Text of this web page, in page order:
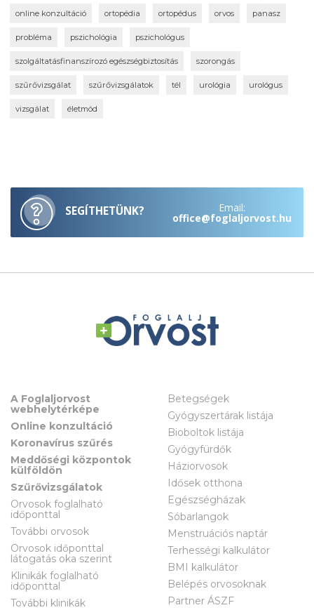
online konzultáció ortopédia ortopédus orvos panasz
probléma pszichológia pszichológus
szolgáltatásfinanszírozó egészségbiztosítás szorongás
szűrővizsgálat szűrővizsgálatok tél urológia urológus
vizsgálat életmód
SEGÍTHETÜNK? Email:
office@foglaljorvost.hu
A Foglaljorvost
webhelytérképe
Online konzultáció
Koronavírus szűrés
Meddőségi központok
külföldön
Szűrővizsgálatok
Orvosok foglalható
időponttal
További orvosok
Orvosok időponttal
látogatás oka szerint
Klinikák foglalható
időponttal
További klinikák
Betegségek
Gyógyszertárak listája
Bioboltok listája
Gyógyfürdők
Háziorvosok
Idősek otthona
Egészségházak
Sóbarlangok
Menstruációs naptár
Terhességi kalkulátor
BMI kalkulátor
Belépés orvosoknak
Partner ÁSZF